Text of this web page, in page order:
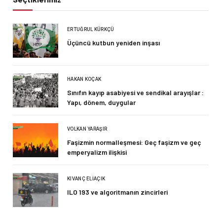
ERTUĞRUL KÜRKÇÜ
Üçüncü kutbun yeniden inşası
HAKAN KOÇAK
Sınıfın kayıp asabiyesi ve sendikal arayışlar :
Yapı, dönem, duygular
VOLKAN YARAŞIR
Faşizmin normalleşmesi: Geç faşizm ve geç
emperyalizm ilişkisi
KIVANÇ ELIAÇIK
ILO 193 ve algoritmanın zincirleri